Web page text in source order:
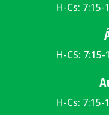
H-Cs:
H-CS:
H-Cs: